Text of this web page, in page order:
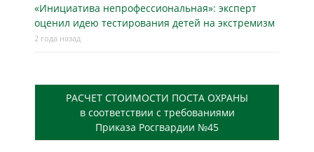
«Инициатива непрофессиональная»: эксперт
оценил идею тестирования детей на экстремизм
2 года назад
РАСЧЕТ СТОИМОСТИ ПОСТА ОХРАНЫ
в соответствии с требованиями
Приказа Росгвардии №45